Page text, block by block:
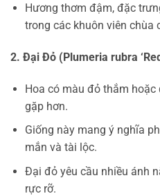
Hương thơm đậm, đặc
trong các khuôn viên chùa
2. Đại Đỏ (Plumeria rubra
Hoa có màu đỏ thắm
gặp hơn.
Giống này mang ý nghĩa
mắn và tài lộc.
Đại đỏ yêu cầu nhiều ánh
rực rỡ.